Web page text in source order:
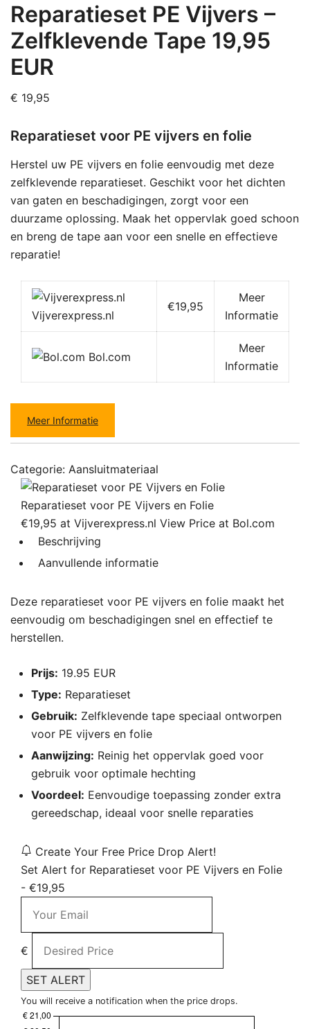
Reparatieset PE Vijvers –
Zelfklevende Tape 19,95
EUR
€ 19,95
Reparatieset voor PE vijvers en folie
Herstel uw PE vijvers en folie eenvoudig met deze
zelfklevende reparatieset. Geschikt voor het dichten
van gaten en beschadigingen, zorgt voor een
duurzame oplossing. Maak het oppervlak goed schoon
en breng de tape aan voor een snelle en effectieve
reparatie!
Vijverexpress.nl
€19,95
Meer
Informatie
Bol.com
Meer
Informatie
Meer Informatie
Categorie: Aansluitmateriaal
Reparatieset voor PE Vijvers en Folie
€19,95 at Vijverexpress.nl View Price at Bol.com
Beschrijving
Aanvullende informatie
Deze reparatieset voor PE vijvers en folie maakt het
eenvoudig om beschadigingen snel en effectief te
herstellen.
Prijs: 19.95 EUR
Type: Reparatieset
Gebruik: Zelfklevende tape speciaal ontworpen
voor PE vijvers en folie
Aanwijzing: Reinig het oppervlak goed voor
gebruik voor optimale hechting
Voordeel: Eenvoudige toepassing zonder extra
gereedschap, ideaal voor snelle reparaties
Create Your Free Price Drop Alert!
Set Alert for Reparatieset voor PE Vijvers en Folie
- €19,95
€
SET ALERT
You will receive a notification when the price drops.